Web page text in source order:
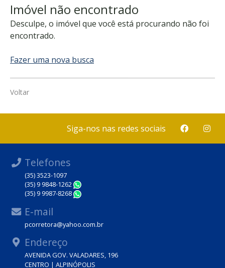
Imóvel não encontrado
Desculpe, o imóvel que você está procurando não foi
encontrado.
Fazer uma nova busca
Voltar
Siga-nos nas redes sociais
Telefones
(35) 3523-1097
(35) 9 9848-1262
(35) 9 9987-8268
E-mail
pcorretora@yahoo.com.br
Endereço
AVENIDA GOV. VALADARES, 196
CENTRO | ALPINÓPOLIS